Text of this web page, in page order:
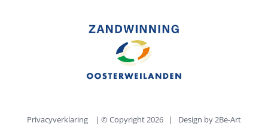
Privacyverklaring | © Copyright2026 | Design by2Be-Art